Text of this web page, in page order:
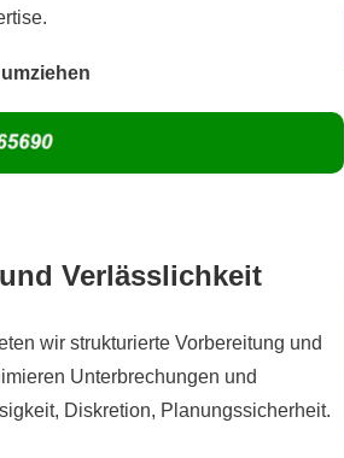
Verlässlichkeit
wir strukturierte Vorbereitung und
Unterbrechungen und
Diskretion, Planungssicherheit.